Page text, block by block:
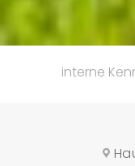
interne